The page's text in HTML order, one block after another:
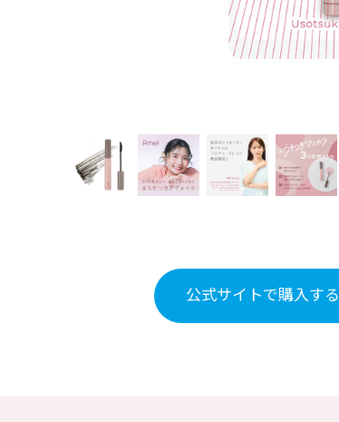
公式サイトで購入する